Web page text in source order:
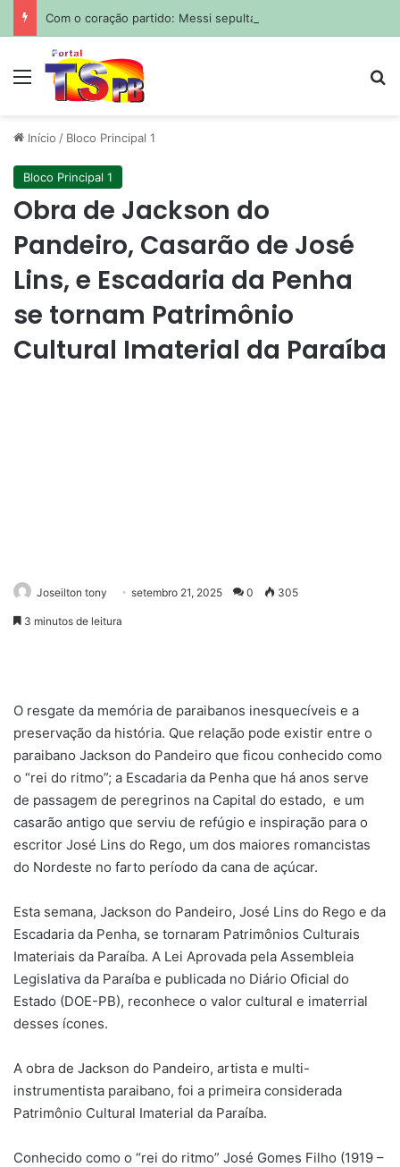
Menu
Início / Bloco Principal 1
Bloco Principal 1
Obra de Jackson do
Pandeiro, Casarão de José
Lins, e Escadaria da Penha
se tornam Patrimônio
Cultural Imaterial da Paraíba
Joseilton tony setembro 21, 2025 0 305
3 minutos de leitura
O resgate da memória de paraibanos inesquecíveis e a
preservação da história. Que relação pode existir entre o
paraibano Jackson do Pandeiro que ficou conhecido como
o “rei do ritmo”; a Escadaria da Penha que há anos serve
de passagem de peregrinos na Capital do estado, e um
casarão antigo que serviu de refúgio e inspiração para o
escritor José Lins do Rego, um dos maiores romancistas
do Nordeste no farto período da cana de açúcar.
Esta semana, Jackson do Pandeiro, José Lins do Rego e da
Escadaria da Penha, se tornaram Patrimônios Culturais
Imateriais da Paraíba. A Lei Aprovada pela Assembleia
Legislativa da Paraíba e publicada no Diário Oficial do
Estado (DOE-PB), reconhece o valor cultural e imaterrial
desses ícones.
A obra de Jackson do Pandeiro, artista e multi-
instrumentista paraibano, foi a primeira considerada
Patrimônio Cultural Imaterial da Paraíba.
Conhecido como o “rei do ritmo” José Gomes Filho (1919 –